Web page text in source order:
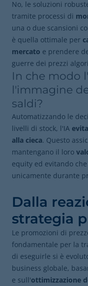
No, le soluzioni
tramite processi di
una o due scansioni
è quella ottimale per
mercato e prendere
guerre dei prezzi
In che modo
l'immagine
saldi?
Automatizzando le
livelli di stock, l'IA
alla cieca. Questo
mantengano il loro
equity ed evitando
unicamente durante
Dalla
strategia
Le promozioni di
fondamentale per la
di eseguirle si è
business globale,
e sull'ottimizzazione